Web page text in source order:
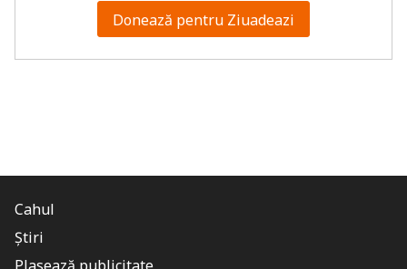
Donează pentru Ziuadeazi
Cahul
Știri